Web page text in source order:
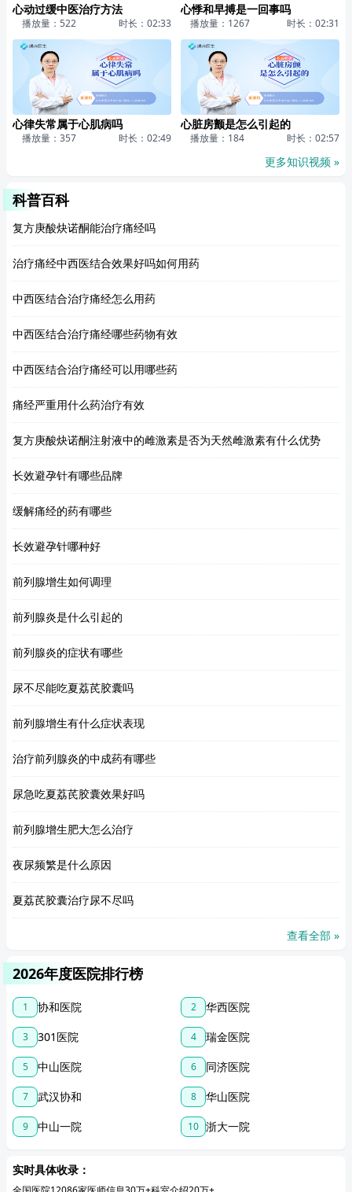
心动过缓中医治疗方法
播放量：522 时长：02:33
心悸和早搏是一回事吗
播放量：1267 时长：02:31
心律失常属于心肌病吗
播放量：357 时长：02:49
心脏房颤是怎么引起的
播放量：184 时长：02:57
更多知识视频 »
科普百科
复方庚酸炔诺酮能治疗痛经吗
治疗痛经中西医结合效果好吗如何用药
中西医结合治疗痛经怎么用药
中西医结合治疗痛经哪些药物有效
中西医结合治疗痛经可以用哪些药
痛经严重用什么药治疗有效
复方庚酸炔诺酮注射液中的雌激素是否为天然雌激素有什么优势
长效避孕针有哪些品牌
缓解痛经的药有哪些
长效避孕针哪种好
前列腺增生如何调理
前列腺炎是什么引起的
前列腺炎的症状有哪些
尿不尽能吃夏荔芪胶囊吗
前列腺增生有什么症状表现
治疗前列腺炎的中成药有哪些
尿急吃夏荔芪胶囊效果好吗
前列腺增生肥大怎么治疗
夜尿频繁是什么原因
夏荔芪胶囊治疗尿不尽吗
查看全部 »
2026年度医院排行榜
1 协和医院 2 华西医院
3 301医院 4 瑞金医院
5 中山医院 6 同济医院
7 武汉协和 8 华山医院
9 中山一院 10 浙大一院
实时具体收录：